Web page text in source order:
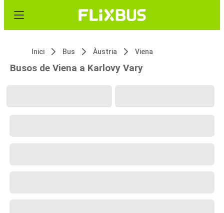
Inici Bus Àustria Viena
Busos de Viena a Karlovy Vary